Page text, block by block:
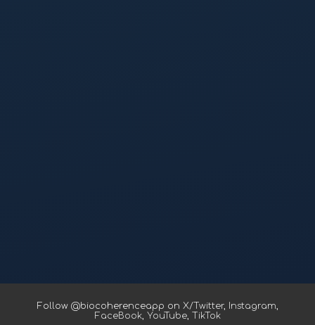
Follow @biocoherenceapp on X/Twitter, Instagram,
FaceBook, YouTube, TikTok